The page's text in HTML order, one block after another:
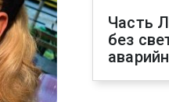
Часть
без